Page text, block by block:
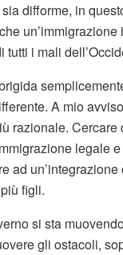
difforme, in
un’immigrazione
tutti i mali
A mio avviso
razionale. Cercare
legale
ad un’integrazione
figli.
si sta
gli ostacoli,